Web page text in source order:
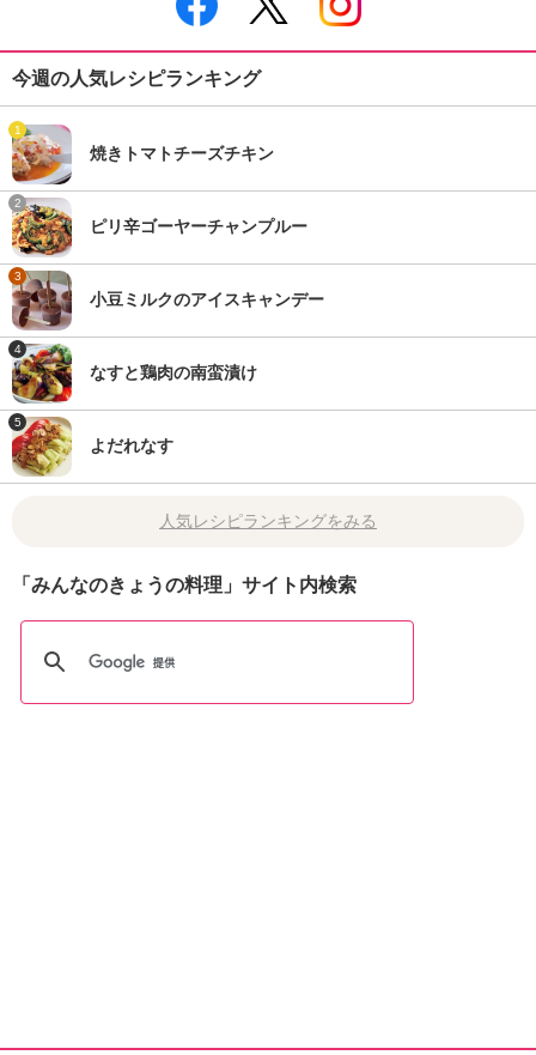
今週の人気レシピランキング
1
焼きトマトチーズチキン
2
ピリ辛ゴーヤーチャンプルー
3
小豆ミルクのアイスキャンデー
4
なすと鶏肉の南蛮漬け
5
よだれなす
人気レシピランキングをみる
「みんなのきょうの料理」サイト内検索